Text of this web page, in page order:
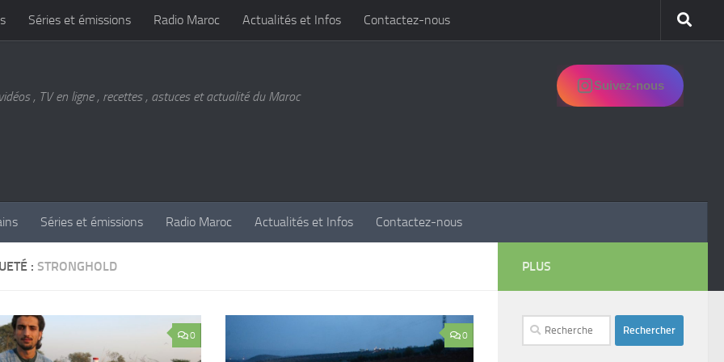
Séries et émissions Radio Maroc Actualités et Infos Contactez-nous
, TV en ligne , recettes , astuces et actualité du Maroc
Suivez-nous
Séries et émissions Radio Maroc Actualités et Infos Contactez-nous
: STRONGHOLD
0 0
PLUS
Rechercher :